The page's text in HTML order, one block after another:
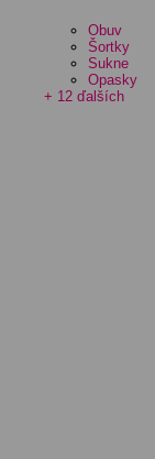
Obuv
Šortky
Sukne
Opasky
+ 12 ďalších